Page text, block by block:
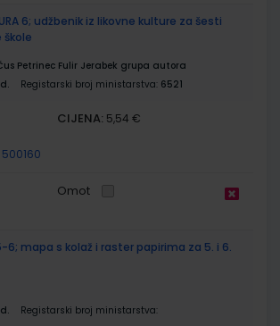
6; udžbenik iz likovne kulture za šesti
škole
Petrinec Fulir Jerabek grupa autora
Registarski broj ministarstva: 6521
CIJENA: 5,54 €
500160
Omot
5-6; mapa s kolaž i raster papirima za 5. i 6.
Registarski broj ministarstva: